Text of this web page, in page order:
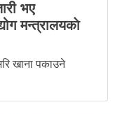
भए
मन्त्रालयकाे
खाना पकाउने